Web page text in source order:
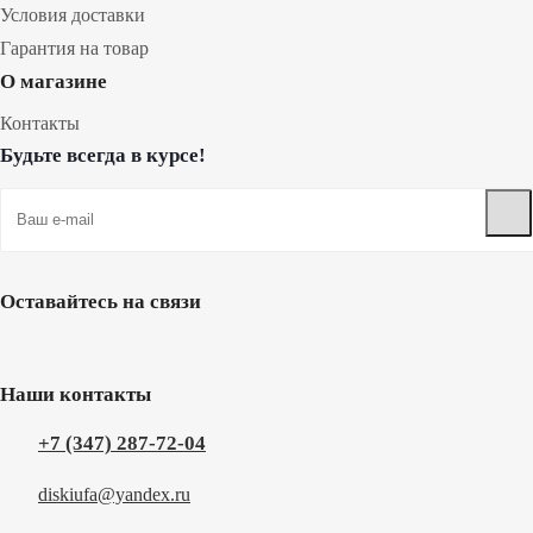
Условия доставки
Гарантия на товар
О магазине
Контакты
Будьте всегда в курсе!
Оставайтесь на связи
Наши контакты
+7 (347) 287-72-04
diskiufa@yandex.ru